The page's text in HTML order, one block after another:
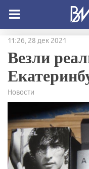
11:26, 28 дек 2021
Везли
Новости